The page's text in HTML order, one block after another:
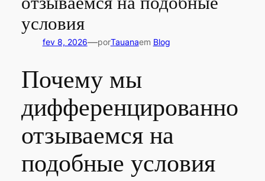
условия
fev 8, 2026—porTauanaem Blog
Почему мы
дифференцированно
отзываемся на
подобные условия